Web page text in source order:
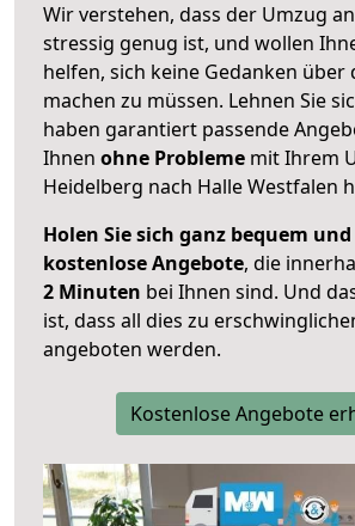
Wir verstehen, dass der Umzug
stressig genug ist, und wollen
helfen, sich keine Gedanken über
machen zu müssen. Lehnen Sie
haben garantiert passende
Ihnen ohne Probleme mit Ihrem
Heidelberg nach Halle Westfalen
Holen Sie sich ganz bequem
kostenlose Angebote, die
2 Minuten bei Ihnen sind. Und
ist, dass all dies zu
angeboten werden.
Kostenlose Angebote